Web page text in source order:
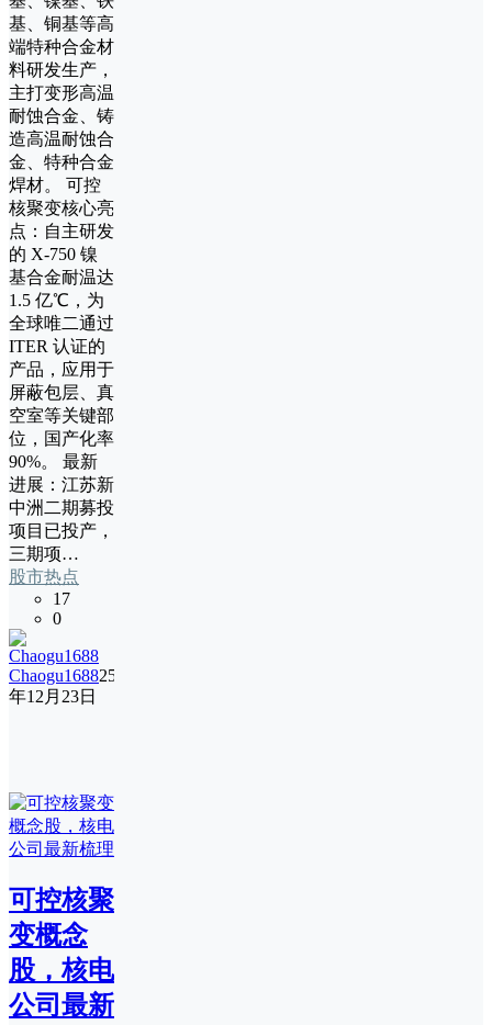
基、铜基等高
端特种合金材
料研发生产，
主打变形高温
耐蚀合金、铸
造高温耐蚀合
金、特种合金
焊材。 可控
核聚变核心亮
点：自主研发
的 X-750 镍
基合金耐温达
1.5 亿℃，为
全球唯二通过
ITER 认证的
产品，应用于
屏蔽包层、真
空室等关键部
位，国产化率
90%。 最新
进展：江苏新
中洲二期募投
项目已投产，
三期项…
股市热点
17
0
Chaogu168825
年12月23日
可控核聚
变概念
股，核电
公司最新